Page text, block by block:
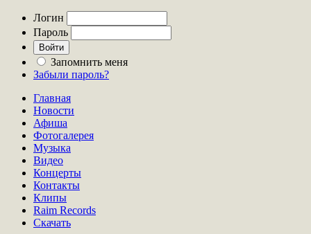
Логин
Пароль
Запомнить меня
Забыли пароль?
Главная
Новости
Афиша
Фотогалерея
Музыка
Видео
Концерты
Контакты
Клипы
Raim Records
Скачать